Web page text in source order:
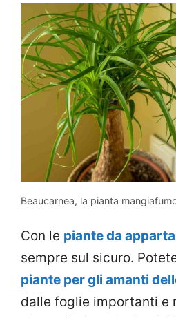
Beaucarnea, la pianta
Con le piante da
sempre sul sicuro.
piante per gli amanti
dalle foglie importanti e